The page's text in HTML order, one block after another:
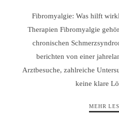
Fibromyalgie: Was hilft
Therapien Fibromyalgie
chronischen
berichten von einer
Arztbesuche, zahlreiche
keine klare
MEHR